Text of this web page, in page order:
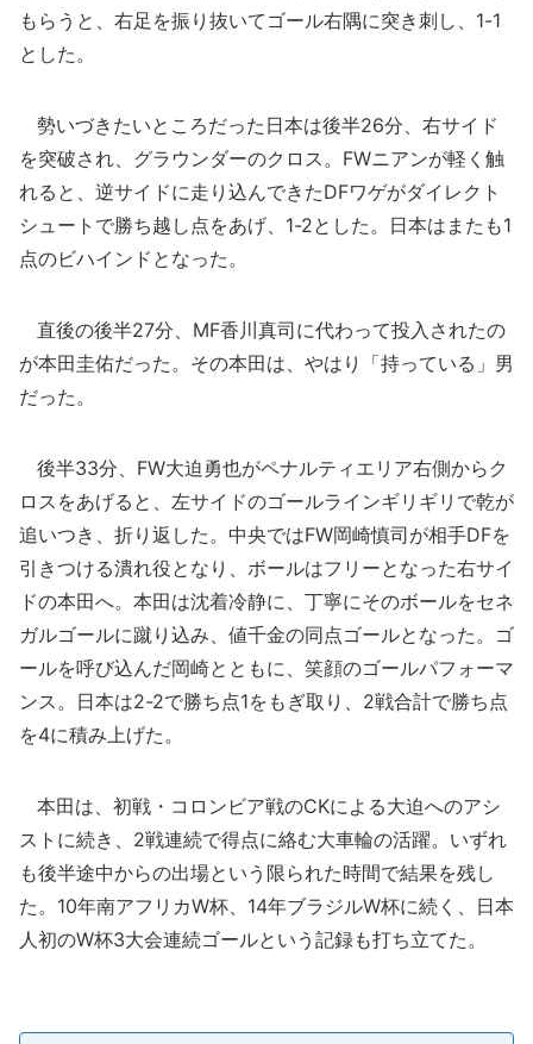
もらうと、右足を振り抜いてゴール右隅に突き刺し、1-1
とした。
勢いづきたいところだった日本は後半26分、右サイド
を突破され、グラウンダーのクロス。FWニアンが軽く触
れると、逆サイドに走り込んできたDFワゲがダイレクト
シュートで勝ち越し点をあげ、1-2とした。日本はまたも1
点のビハインドとなった。
直後の後半27分、MF香川真司に代わって投入されたの
が本田圭佑だった。その本田は、やはり「持っている」男
だった。
後半33分、FW大迫勇也がペナルティエリア右側からク
ロスをあげると、左サイドのゴールラインギリギリで乾が
追いつき、折り返した。中央ではFW岡崎慎司が相手DFを
引きつける潰れ役となり、ボールはフリーとなった右サイ
ドの本田へ。本田は沈着冷静に、丁寧にそのボールをセネ
ガルゴールに蹴り込み、値千金の同点ゴールとなった。ゴ
ールを呼び込んだ岡崎とともに、笑顔のゴールパフォーマ
ンス。日本は2-2で勝ち点1をもぎ取り、2戦合計で勝ち点
を4に積み上げた。
本田は、初戦・コロンビア戦のCKによる大迫へのアシ
ストに続き、2戦連続で得点に絡む大車輪の活躍。いずれ
も後半途中からの出場という限られた時間で結果を残し
た。10年南アフリカW杯、14年ブラジルW杯に続く、日本
人初のW杯3大会連続ゴールという記録も打ち立てた。